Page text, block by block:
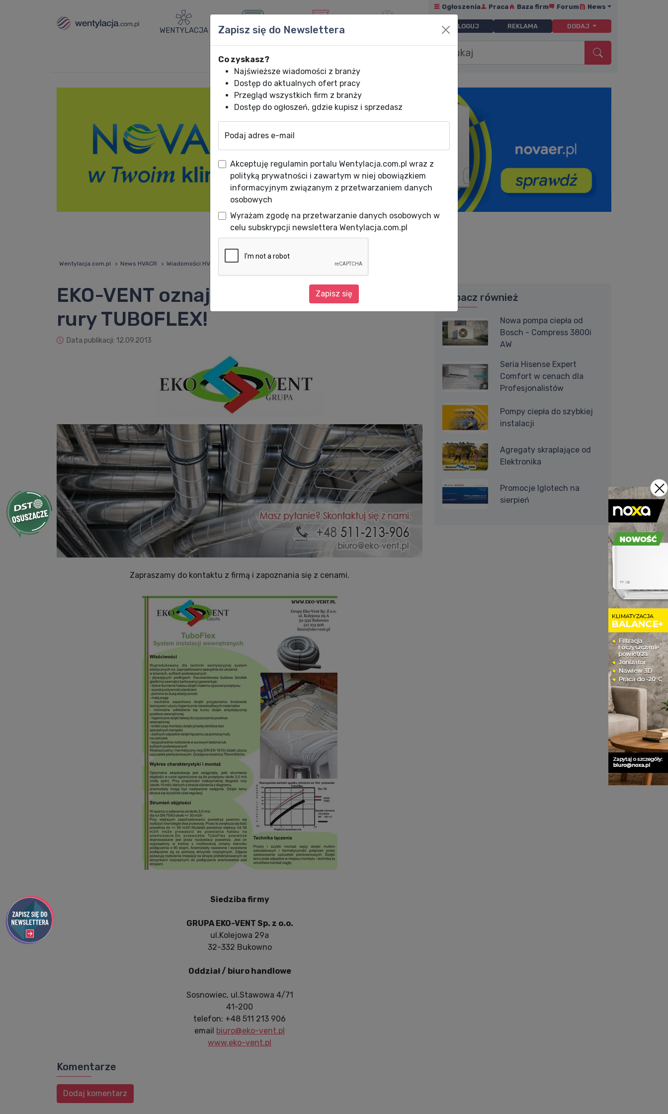
WENTYLACJA KLIMATYZACJA OGRZEWANIE
Ogłoszenia Praca Baza firm Forum News
ZALOGUJ REKLAMA DODAJ
Wentylacja.com.pl News HVACR Wiadomości HVACR EKO-VENT oznajmia: wielki powrót rury TUBOFLEX!
EKO-VENT oznajmia: wielki powrót
rury TUBOFLEX!
Data publikacji: 12.09.2013
Zapraszamy do kontaktu z firmą i zapoznania się z cenami.
Siedziba firmy
GRUPA EKO-VENT Sp. z o.o.
ul.Kolejowa 29a
32-332 Bukowno
Oddział / biuro handlowe
Sosnowiec, ul.Stawowa 4/71
41-200
telefon: +48 511 213 906
email biuro@eko-vent.pl
www.eko-vent.pl
Komentarze
Dodaj komentarz
Zobacz również
Nowa pompa ciepła od
Bosch - Compress 3800i
AW
Seria Hisense Expert
Comfort w cenach dla
Profesjonalistów
Pompy ciepła do szybkiej
instalacji
Agregaty skraplające od
Elektronika
Promocje Iglotech na
sierpień
Zapisz się do Newslettera
Co zyskasz?
Najświeższe wiadomości z branży
Dostęp do aktualnych ofert pracy
Przegląd wszystkich firm z branży
Dostęp do ogłoszeń, gdzie kupisz i sprzedasz
Podaj adres e-mail
Akceptuję regulamin portalu Wentylacja.com.pl wraz z
polityką prywatności i zawartym w niej obowiązkiem
informacyjnym związanym z przetwarzaniem danych
osobowych
Wyrażam zgodę na przetwarzanie danych osobowych w
celu subskrypcji newslettera Wentylacja.com.pl
Zapisz się